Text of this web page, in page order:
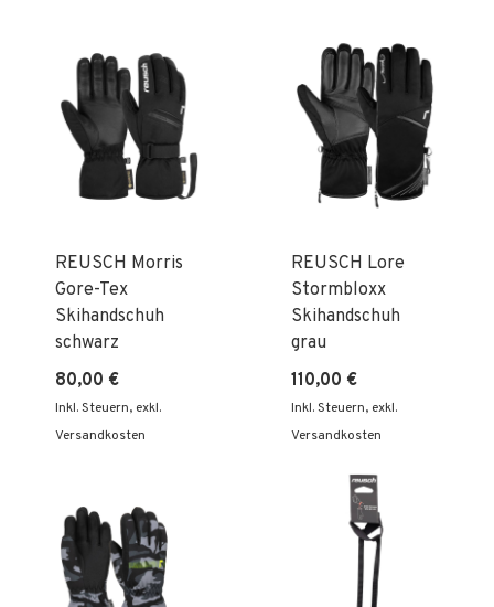
REUSCH Morris
Gore-Tex
Skihandschuh
schwarz
80,00 €
Inkl. Steuern, exkl.
Versandkosten
REUSCH Lore
Stormbloxx
Skihandschuh
grau
110,00 €
Inkl. Steuern, exkl.
Versandkosten